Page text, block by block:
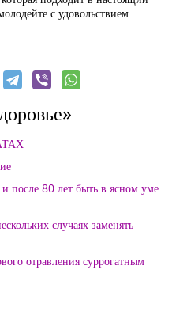
с удовольствием.
после 80 лет быть в ясном уме
случаях заменять
отравления суррогатным